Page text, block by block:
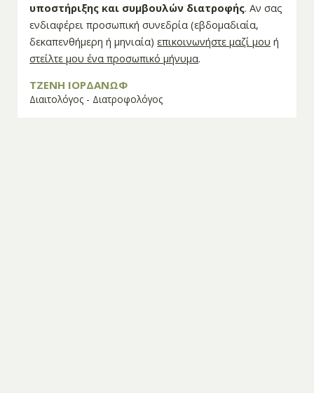
υποστήριξης και συμβουλών διατροφής. Αν σας
ενδιαφέρει προσωπική συνεδρία (εβδομαδιαία,
δεκαπενθήμερη ή μηνιαία)επικοινωνήστε μαζί μου ή
στείλτε μου ένα προσωπικό μήνυμα.
ΤΖΕΝΗ ΙΟΡΔΑΝΩΦ
Διαιτολόγος - Διατροφολόγος